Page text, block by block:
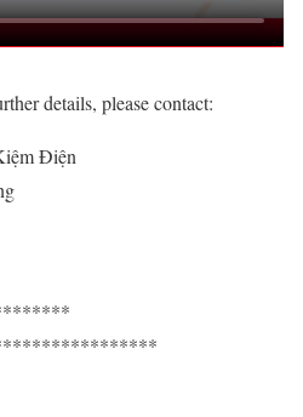
details, please contact:
Điện